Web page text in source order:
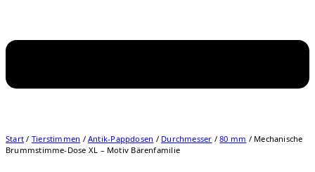
Start / Tierstimmen / Antik-Pappdosen / Durchmesser /80 mm / Mechanische
Brummstimme-Dose XL – Motiv Bärenfamilie